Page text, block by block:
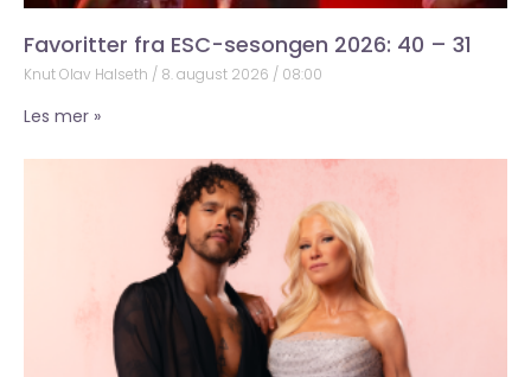
Favoritter fra ESC-sesongen 2026: 40 – 31
Knut Olav Halseth 8. august 2026 08:00
Les mer »